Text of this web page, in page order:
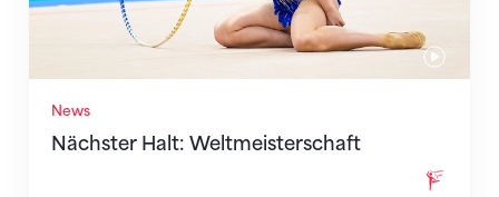
News
Nächster Halt: Weltmeisterschaft